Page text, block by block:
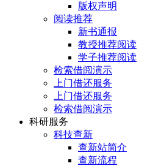
版权声明
阅读推荐
新书通报
教授推荐阅读
学子推荐阅读
检索借阅演示
上门借还服务
上门借还服务
检索借阅演示
科研服务
科技查新
查新站简介
查新流程